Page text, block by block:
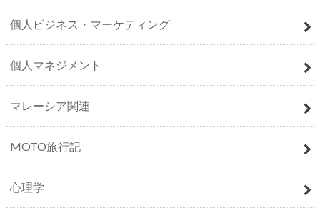
個人ビジネス・マーケティング
個人マネジメント
マレーシア関連
MOTO旅行記
心理学